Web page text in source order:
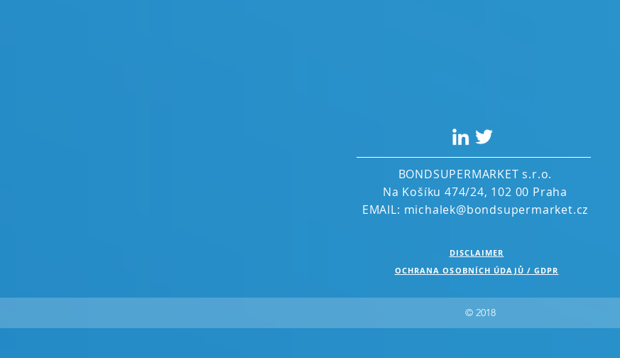
BONDSUPERMARKET s.r.o.
Na Košíku 474/24, 102 00 Praha
EMAIL: michalek@bondsupermarket.cz
OCHRANA OSOBNÍCH ÚDAJŮ / GDPR
DISCLAIMER
© 2018